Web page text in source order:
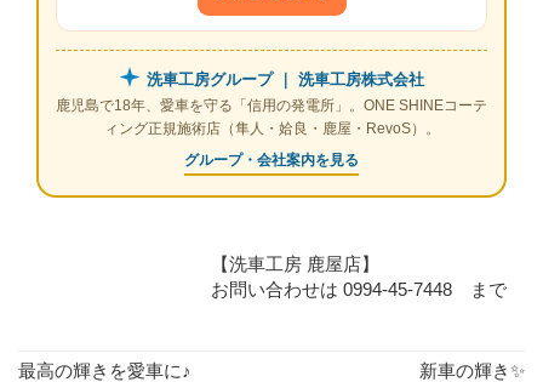
洗車工房グループ ｜ 洗車工房株式会社
鹿児島で18年、愛車を守る「信用の発電所」。ONE SHINEコーテ
ィング正規施術店（隼人・姶良・鹿屋・RevoS）。
グループ・会社案内を見る
【洗車工房 鹿屋店】
お問い合わせは 0994-45-7448 まで
最高の輝きを愛車に♪
新車の輝き✨